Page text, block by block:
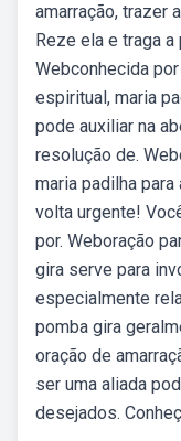
amarração, trazer
Reze ela e traga
Webconhecida
espiritual, maria
pode auxiliar na
resolução de.
maria padilha
volta urgente!
por. Weboração
gira serve para
especialmente
pomba gira
oração de
ser uma aliada
desejados.